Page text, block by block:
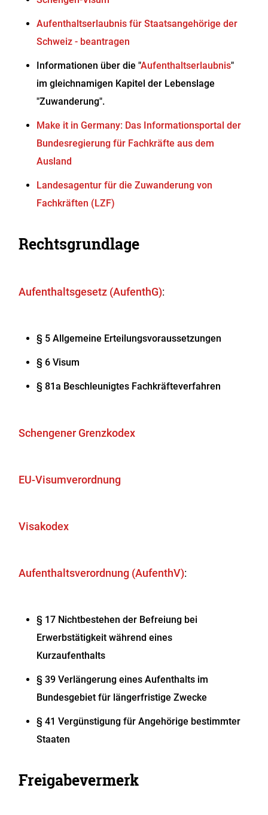
Aufenthaltserlaubnis für Staatsangehörige der
Schweiz - beantragen
Informationen über die "Aufenthaltserlaubnis"
im gleichnamigen Kapitel der Lebenslage
"Zuwanderung".
Make it in Germany: Das Informationsportal der
Bundesregierung für Fachkräfte aus dem
Ausland
Landesagentur für die Zuwanderung von
Fachkräften (LZF)
Rechtsgrundlage
Aufenthaltsgesetz (AufenthG):
§ 5 Allgemeine Erteilungsvoraussetzungen
§ 6 Visum
§ 81a Beschleunigtes Fachkräfteverfahren
Schengener Grenzkodex
EU-Visumverordnung
Visakodex
Aufenthaltsverordnung (AufenthV):
§ 17 Nichtbestehen der Befreiung bei
Erwerbstätigkeit während eines
Kurzaufenthalts
§ 39 Verlängerung eines Aufenthalts im
Bundesgebiet für längerfristige Zwecke
§ 41 Vergünstigung für Angehörige bestimmter
Staaten
Freigabevermerk